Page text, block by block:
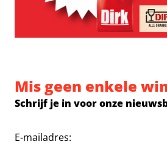
Mis geen enkele
Schrijf je in voor onze
E-mailadres: